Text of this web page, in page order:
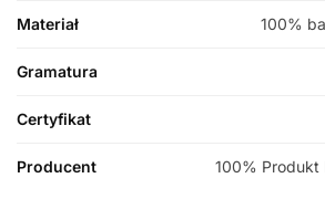
Materiał 100%
Gramatura
Certyfikat
Producent 100% Produkt